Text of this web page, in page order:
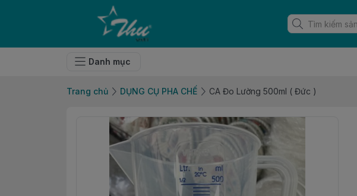
Danh mục
Trang chủ DỤNG CỤ PHA CHẾ CA Đo Lường 500ml ( Đức )